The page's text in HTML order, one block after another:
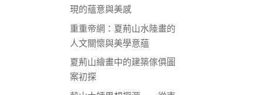
現的蘊意與美感
重重帝網：夏荊山水陸畫的
人文關懷與美學意蘊
夏荊山繪畫中的建築傢俱圖
案初探